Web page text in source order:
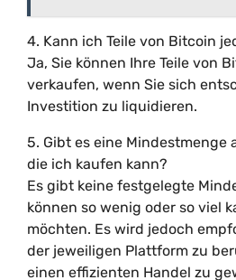
4. Kann ich Teile von Bitcoin
Ja, Sie können Ihre Teile von
verkaufen, wenn Sie sich
Investition zu liquidieren.
5. Gibt es eine Mindestmenge
die ich kaufen kann?
Es gibt keine festgelegte
können so wenig oder so viel
möchten. Es wird jedoch
der jeweiligen Plattform zu
einen effizienten Handel zu